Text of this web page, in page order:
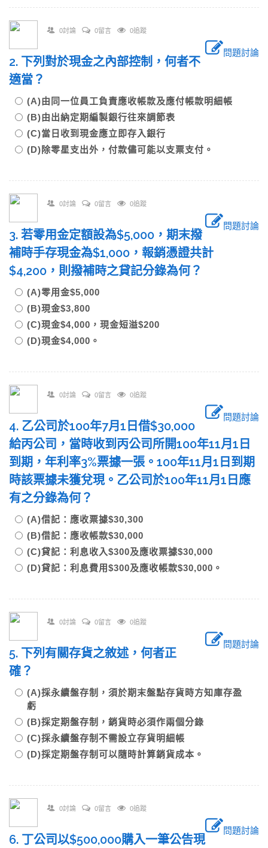
0討論 0留言 0追蹤
問題討論
2. 下列對於現金之內部控制，何者不
適當？
(A)由同一位員工負責應收帳款及應付帳款明細帳
(B)由出納定期編製銀行往來調節表
(C)當日收到現金應立即存入銀行
(D)除零星支出外，付款儘可能以支票支付。
0討論 0留言 0追蹤
問題討論
3. 若零用金定額設為$5,000，期末撥
補時手存現金為$1,000，報銷憑證共計
$4,200，則撥補時之貸記分錄為何？
(A)零用金$5,000
(B)現金$3,800
(C)現金$4,000，現金短溢$200
(D)現金$4,000。
0討論 0留言 0追蹤
問題討論
4. 乙公司於100年7月1日借$30,000
給丙公司，當時收到丙公司所開100年11月1日
到期，年利率3%票據一張。100年11月1日到期
時該票據未獲兌現。乙公司於100年11月1日應
有之分錄為何？
(A)借記：應收票據$30,300
(B)借記：應收帳款$30,000
(C)貸記：利息收入$300及應收票據$30,000
(D)貸記：利息費用$300及應收帳款$30,000。
0討論 0留言 0追蹤
問題討論
5. 下列有關存貨之敘述，何者正
確？
(A)採永續盤存制，須於期末盤點存貨時方知庫存盈
虧
(B)採定期盤存制，銷貨時必須作兩個分錄
(C)採永續盤存制不需設立存貨明細帳
(D)採定期盤存制可以隨時計算銷貨成本。
0討論 0留言 0追蹤
問題討論
6. 丁公司以$500,000購入一筆公告現